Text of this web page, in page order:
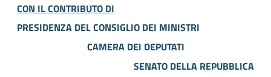
CON IL CONTRIBUTO DI
PRESIDENZA DEL CONSIGLIO DEI MINISTRI
CAMERA DEI DEPUTATI
SENATO DELLA REPUBBLICA